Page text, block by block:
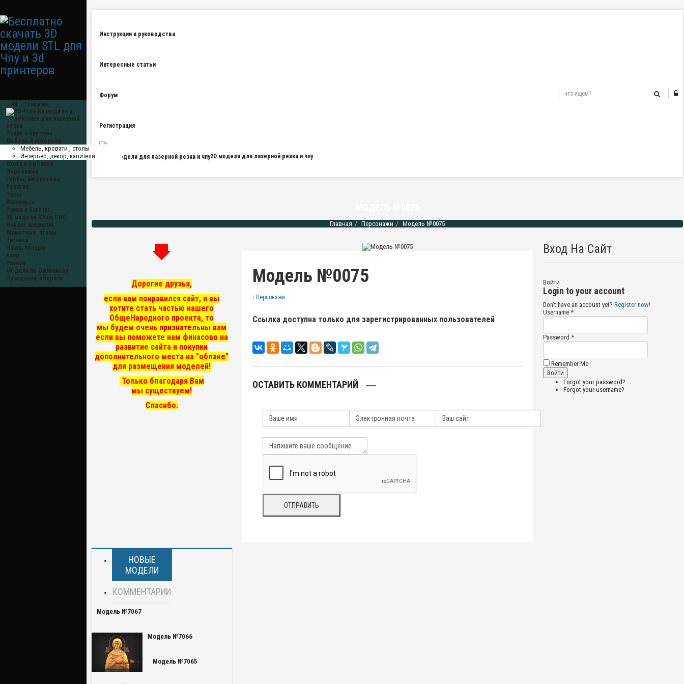
Главная
Панно и картины
Мебель и интерьер
Мебель, кровати , столы
Интерьер, декор, капители
Охота и рыбалка
Персонажи
Гербы, медальоны
Религия
Часы
Ювелирка
Рамки и багеты
3D модели 4 Axis CNC
Нарды, шахматы
Животные, птицы
Техника
Ножи, топоры
Азия
Разное
Модели по Ожиганову
Праздники, обереги
Инструкции и руководства
Интересные статьи
Форум
Регистрация
2D модели для лазерной резки и чпу
Главная Персонажи Модель №0075
Дорогие друзья,
если вам понравился сайт, и вы
хотите стать частью нашего
ОбщеНародного проекта, то
мы будем очень признательны вам
если вы поможете нам финасово на
развитие сайта и покупки
дополнительного места на "облаке"
для размещения моделей!
Только благодаря Вам
мы существуем!
Спасибо.
НОВЫЕ
МОДЕЛИ
КОММЕНТАРИИ
Модель №7067
Модель №7066
Модель №7065
Модель №0075
/ Персонажи
Ссылка доступна только для зарегистрированных пользователей
ОСТАВИТЬ КОММЕНТАРИЙ
Вход На Сайт
Войти
Login to your account
Don't have an account yet? Register now!
Username *
Password *
Remember Me
Forgot your password?
Forgot your username?